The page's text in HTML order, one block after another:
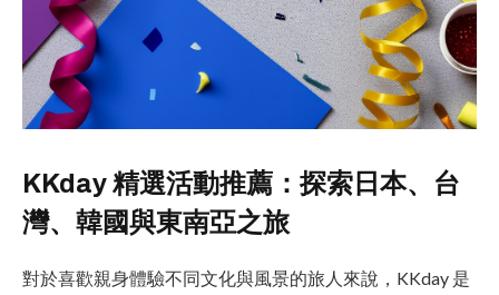
KKday 精選活動推薦：探索日本、台
灣、韓國與東南亞之旅
對於喜歡親身體驗不同文化與風景的旅人來說，KKday 是